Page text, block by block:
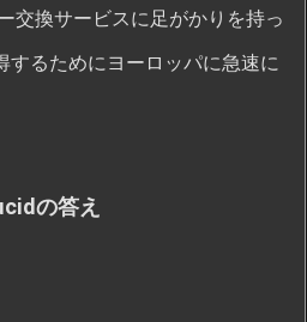
交換サービスに足がかりを持っ
するためにヨーロッパに急速に
の答え